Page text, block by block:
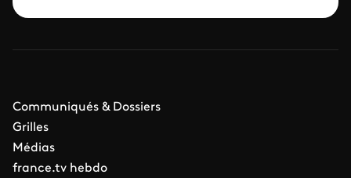
Communiqués & Dossiers
Grilles
Médias
france.tv hebdo